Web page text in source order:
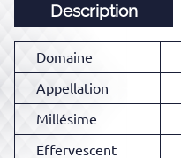
Description
Domaine
Appellation
Millésime
Effervescent